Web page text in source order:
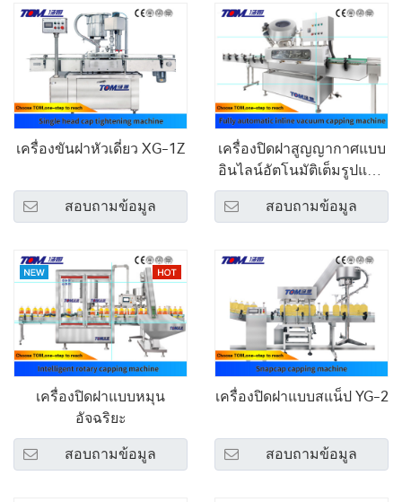
เครื่องขันฝาหัวเดี่ยว XG-1Z
สอบถามข้อมูล
เครื่องปิดฝาสูญญากาศแบบ
อินไลน์อัตโนมัติเต็มรูปแบบ
XG-ZK-Z
สอบถามข้อมูล
เครื่องปิดฝาแบบหมุน
อัจฉริยะ
สอบถามข้อมูล
เครื่องปิดฝาแบบสแน็ป YG-2
สอบถามข้อมูล